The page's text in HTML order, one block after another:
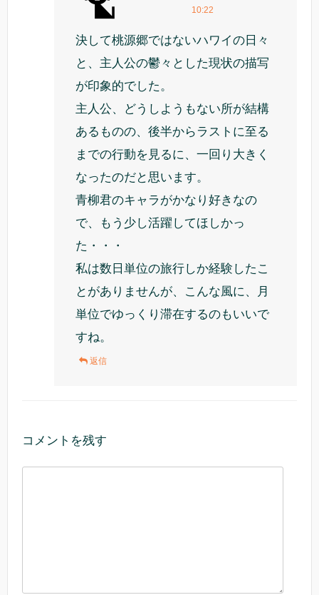
10:22
決して桃源郷ではないハワイの日々
と、主人公の鬱々とした現状の描写
が印象的でした。
主人公、どうしようもない所が結構
あるものの、後半からラストに至る
までの行動を見るに、一回り大きく
なったのだと思います。
青柳君のキャラがかなり好きなの
で、もう少し活躍してほしかっ
た・・・
私は数日単位の旅行しか経験したこ
とがありませんが、こんな風に、月
単位でゆっくり滞在するのもいいで
すね。
返信
コメントを残す